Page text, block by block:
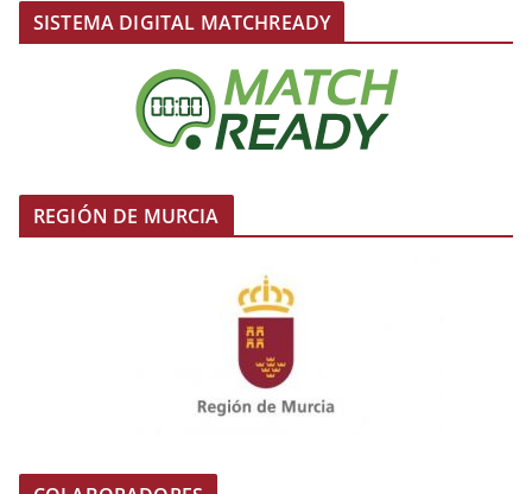
SISTEMA DIGITAL MATCHREADY
REGIÓN DE MURCIA